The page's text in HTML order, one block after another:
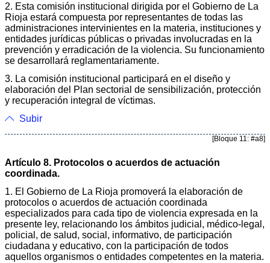
2. Esta comisión institucional dirigida por el Gobierno de La
Rioja estará compuesta por representantes de todas las
administraciones intervinientes en la materia, instituciones y
entidades jurídicas públicas o privadas involucradas en la
prevención y erradicación de la violencia. Su funcionamiento
se desarrollará reglamentariamente.
3. La comisión institucional participará en el diseño y
elaboración del Plan sectorial de sensibilización, protección
y recuperación integral de víctimas.
Subir
[Bloque 11: #a8]
Artículo 8. Protocolos o acuerdos de actuación
coordinada.
1. El Gobierno de La Rioja promoverá la elaboración de
protocolos o acuerdos de actuación coordinada
especializados para cada tipo de violencia expresada en la
presente ley, relacionando los ámbitos judicial, médico-legal,
policial, de salud, social, informativo, de participación
ciudadana y educativo, con la participación de todos
aquellos organismos o entidades competentes en la materia.